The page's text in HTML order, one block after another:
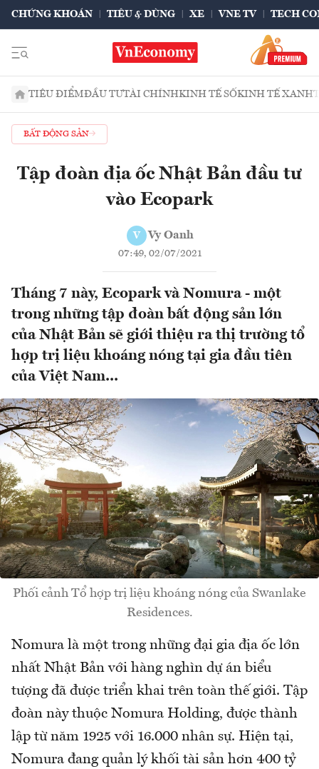
CHỨNG KHOÁN TIÊU & DÙNG XE VNE TV TECH
TIÊU ĐIỂMĐẦU TƯTÀI CHÍNHKINH TẾ SỐKINH TẾ XANH
BẤT ĐỘNG SẢN
Tập đoàn địa ốc Nhật Bản đầu tư
vào Ecopark
V Vy Oanh
07:49, 02/07/2021
Tháng 7 này, Ecopark và Nomura - một
trong những tập đoàn bất động sản lớn
của Nhật Bản sẽ giới thiệu ra thị trường tổ
hợp trị liệu khoáng nóng tại gia đầu tiên
của Việt Nam...
Phối cảnh Tổ hợp trị liệu khoáng nóng của Swanlake
Residences.
Nomura là một trong những đại gia địa ốc lớn
nhất Nhật Bản với hàng nghìn dự án biểu
tượng đã được triển khai trên toàn thế giới. Tập
đoàn này thuộc Nomura Holding, được thành
lập từ năm 1925 với 16.000 nhân sự. Hiện tại,
Nomura đang quản lý khối tài sản hơn 400 tỷ